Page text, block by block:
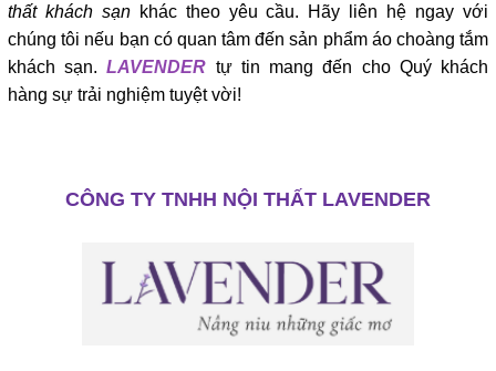
thất khách sạnkhác theo yêu cầu. Hãy liên hệ ngay với
chúng tôi nếu bạn có quan tâm đến sản phẩm áo choàng tắm
khách sạn.LAVENDER tự tin mang đến cho Quý khách
hàng sự trải nghiệm tuyệt vời!
CÔNG TY TNHH NỘI THẤT LAVENDER